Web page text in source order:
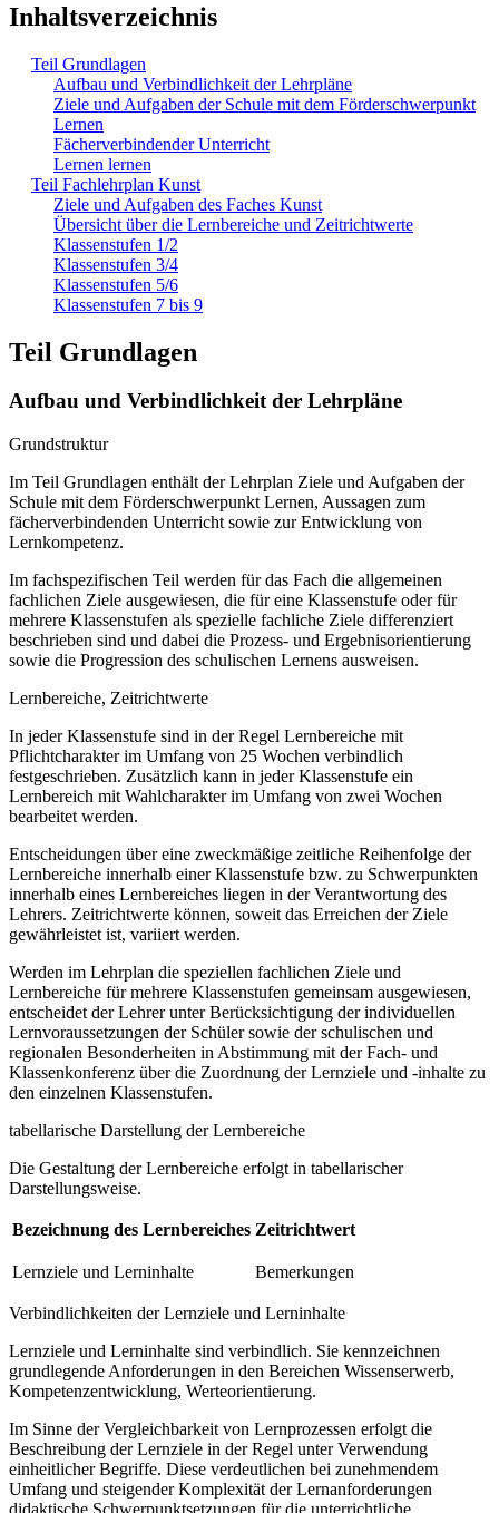
Inhaltsverzeichnis
Teil Grundlagen
Aufbau und Verbindlichkeit der Lehrpläne
Ziele und Aufgaben der Schule mit dem Förderschwerpunkt
Lernen
Fächerverbindender Unterricht
Lernen lernen
Teil Fachlehrplan Kunst
Ziele und Aufgaben des Faches Kunst
Übersicht über die Lernbereiche und Zeitrichtwerte
Klassenstufen 1/2
Klassenstufen 3/4
Klassenstufen 5/6
Klassenstufen 7 bis 9
Teil Grundlagen
Aufbau und Verbindlichkeit der Lehrpläne
Grundstruktur
Im Teil Grundlagen enthält der Lehrplan Ziele und Aufgaben der
Schule mit dem Förderschwerpunkt Lernen, Aussagen zum
fächerverbindenden Unterricht sowie zur Entwicklung von
Lernkompetenz.
Im fachspezifischen Teil werden für das Fach die allgemeinen
fachlichen Ziele ausgewiesen, die für eine Klassenstufe oder für
mehrere Klassenstufen als spezielle fachliche Ziele differenziert
beschrieben sind und dabei die Prozess- und Ergebnisorientierung
sowie die Progression des schulischen Lernens ausweisen.
Lernbereiche, Zeitrichtwerte
In jeder Klassenstufe sind in der Regel Lernbereiche mit
Pflichtcharakter im Umfang von 25 Wochen verbindlich
festgeschrieben. Zusätzlich kann in jeder Klassenstufe ein
Lernbereich mit Wahlcharakter im Umfang von zwei Wochen
bearbeitet werden.
Entscheidungen über eine zweckmäßige zeitliche Reihenfolge der
Lernbereiche innerhalb einer Klassenstufe bzw. zu Schwerpunkten
innerhalb eines Lernbereiches liegen in der Verantwortung des
Lehrers. Zeitrichtwerte können, soweit das Erreichen der Ziele
gewährleistet ist, variiert werden.
Werden im Lehrplan die speziellen fachlichen Ziele und
Lernbereiche für mehrere Klassenstufen gemeinsam ausgewiesen,
entscheidet der Lehrer unter Berücksichtigung der individuellen
Lernvoraussetzungen der Schüler sowie der schulischen und
regionalen Besonderheiten in Abstimmung mit der Fach- und
Klassenkonferenz über die Zuordnung der Lernziele und -inhalte zu
den einzelnen Klassenstufen.
tabellarische Darstellung der Lernbereiche
Die Gestaltung der Lernbereiche erfolgt in tabellarischer
Darstellungsweise.
Bezeichnung des Lernbereiches Zeitrichtwert
Lernziele und Lerninhalte Bemerkungen
Verbindlichkeiten der Lernziele und Lerninhalte
Lernziele und Lerninhalte sind verbindlich. Sie kennzeichnen
grundlegende Anforderungen in den Bereichen Wissenserwerb,
Kompetenzentwicklung, Werteorientierung.
Im Sinne der Vergleichbarkeit von Lernprozessen erfolgt die
Beschreibung der Lernziele in der Regel unter Verwendung
einheitlicher Begriffe. Diese verdeutlichen bei zunehmendem
Umfang und steigender Komplexität der Lernanforderungen